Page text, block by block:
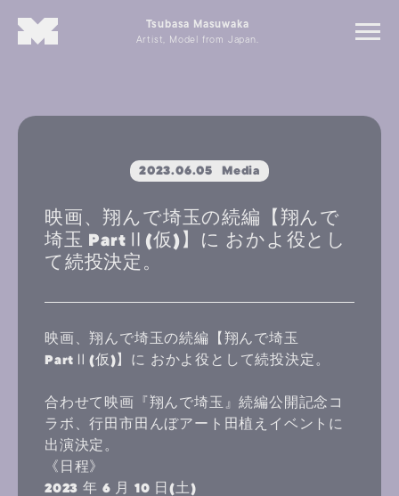
Tsubasa Masuwaka
Artist, Model from Japan.
2023.06.05 Media
映画、翔んで埼玉の続編【翔んで
埼玉 PartⅡ(仮)】に おかよ役とし
て続投決定。
映画、翔んで埼玉の続編【翔んで埼玉
PartⅡ(仮)】に おかよ役として続投決定。
合わせて映画『翔んで埼玉』続編公開記念コ
ラボ、行田市田んぼアート田植えイベントに
出演決定。
《日程》
2023 年 6 月 10 日(土)